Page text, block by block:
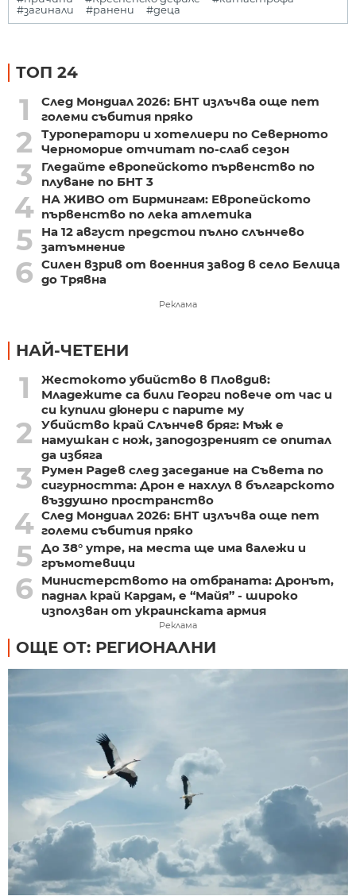
#загинали
#ранени #деца
ТОП 24
1
След Мондиал 2026: БНТ излъчва още пет
големи събития пряко
2
Туроператори и хотелиери по Северното
Черноморие отчитат по-слаб сезон
3
Гледайте европейското първенство по
плуване по БНТ 3
4 НА ЖИВО от Бирмингам: Европейското
първенство по лека атлетика
5
На 12 август предстои пълно слънчево
затъмнение
6 Силен взрив от военния завод в село Белица
до Трявна
Реклама
НАЙ-ЧЕТЕНИ
1
Жестокото убийство в Пловдив:
Младежите са били Георги повече от час и
си купили дюнери с парите му
2
Убийство край Слънчев бряг: Мъж е
намушкан с нож, заподозреният се опитал
да избяга
3
Румен Радев след заседание на Съвета по
сигурността: Дрон е нахлул в българското
въздушно пространство
4 След Мондиал 2026: БНТ излъчва още пет
големи събития пряко
5 До 38° утре, на места ще има валежи и
гръмотевици
6
Министерството на отбраната: Дронът,
паднал край Кардам, е “Майя” - широко
използван от украинската армия
Реклама
ОЩЕ ОТ: РЕГИОНАЛНИ